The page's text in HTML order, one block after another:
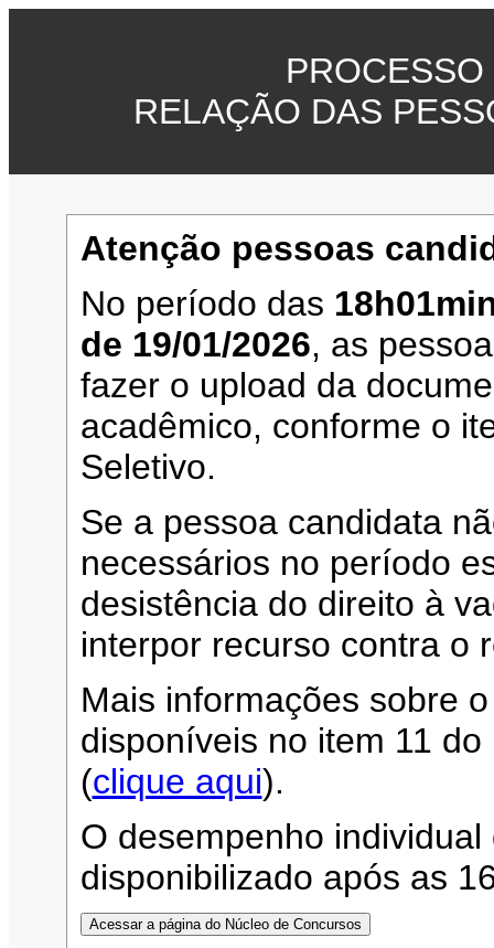
RELAÇÃO DAS
Atenção pessoas
No período das
de 19/01/2026, as
fazer o upload da
acadêmico, conforme o
Seletivo.
Se a pessoa candidata
necessários no período
desistência do direito à
interpor recurso contra o
Mais informações sobre
disponíveis no item 11
(clique aqui).
O desempenho
disponibilizado após as